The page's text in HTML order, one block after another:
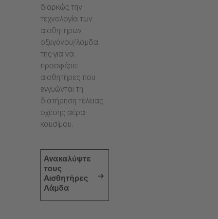
διαρκώς την
τεχνολογία των
αισθητήρων
οξυγόνου/λάμδα
της για να
προσφέρει
αισθητήρες που
εγγυώνται τη
διατήρηση τέλειας
σχέσης αέρα-
καυσίμου.
Ανακαλύψτε
τους
Αισθητήρες
Λάμδα